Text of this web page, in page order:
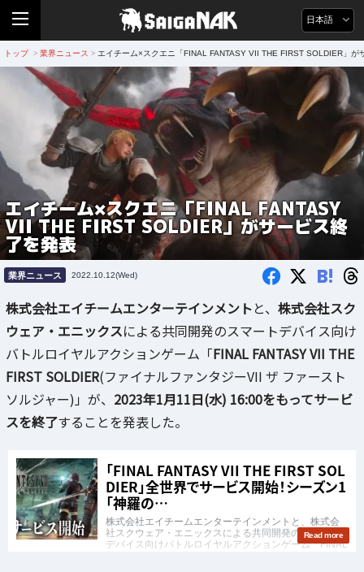
日本語
トップ > 業界ニュース > エイチーム×スクエニ「FINAL FANTASY VII THE FIRST SOLDIER」が
エイチーム×スクエニ「FINAL FANTASY
VII THE FIRST SOLDIER」がサービス終
了を発表
業界ニュース 2022.10.12(Wed) B!
株式会社エイチームエンターテインメントと、 株式会社スク
ウェア・エニックスによる共同開発のスマートデバイス向け
バトルロイヤルアクションゲーム「FINAL FANTASY VII THE
FIRST SOLDIER(ファイナルファンタジーVII ザ ファースト
ソルジャー)」が、 2023年1月11日(水) 16:00をもってサービ
スを終了することを発表した。